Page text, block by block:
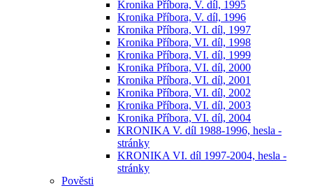
Kronika Příbora, V. díl, 1995
Kronika Příbora, V. díl, 1996
Kronika Příbora, VI. díl, 1997
Kronika Příbora, VI. díl, 1998
Kronika Příbora, VI. díl, 1999
Kronika Příbora, VI. díl, 2000
Kronika Příbora, VI. díl, 2001
Kronika Příbora, VI. díl, 2002
Kronika Příbora, VI. díl, 2003
Kronika Příbora, VI. díl, 2004
KRONIKA V. díl 1988-1996, hesla -
stránky
KRONIKA VI. díl 1997-2004, hesla -
stránky
Pověsti